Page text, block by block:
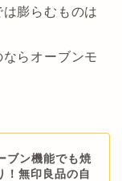
膨らむものは
らオーブンモ
ブン機能でも焼
！無印良品の自